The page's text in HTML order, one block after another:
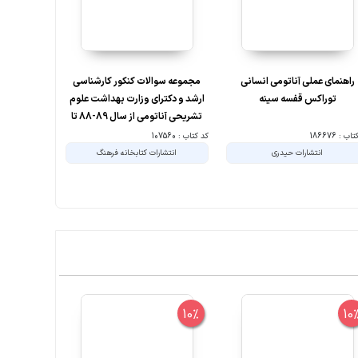
راهنمای عملی آناتومی انسانی
توراکس قفسه سینه
: 186676
انتشارات حیدری
مجموعه سوالات کنکور کارشناسی
ارشد و دکترای وزارت بهداشت علوم
تشریحی آناتومی از سال 89-88 تا
1404 - 1405
کد کتاب : 107560
انتشارات کتابخانه فرهنگ
10%
10%